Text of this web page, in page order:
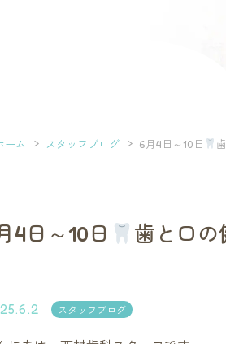
ーム スタッフブログ 6月4日～10日
4日～10日 歯と口の
スタッフブログ